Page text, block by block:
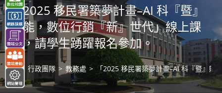
容 「2025 移民署築夢計畫–AI 科『暨』
賦能，數位行銷『新』世代」線上課
程，請學生踴躍報名參加。
> 行政團隊 > 教務處 > 「2025 移民署築夢計畫–AI 科『暨』賦